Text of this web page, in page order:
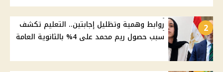
2
روابط وهمية وتظليل إجابتين.. التعليم تكشف
سبب حصول ريم محمد على 4% بالثانوية العامة